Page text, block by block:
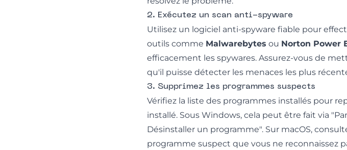
2. Exécutez un scan anti-spyware
Utilisez un logiciel anti-spyware fiable pour
outils comme Malwarebytes ou Norton Power
efficacement les spywares. Assurez-vous de
qu'il puisse détecter les menaces les plus
3. Supprimez les programmes suspects
Vérifiez la liste des programmes installés pour
installé. Sous Windows, cela peut être fait via
Désinstaller un programme". Sur macOS,
programme suspect que vous ne reconnaissez